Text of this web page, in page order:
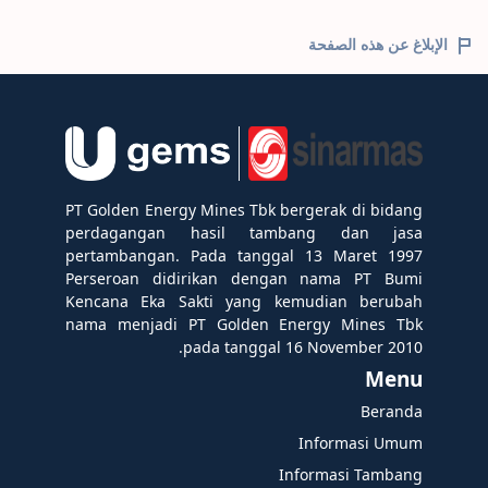
الإبلاغ عن هذه الصفحة
PT Golden Energy Mines Tbk bergerak di bidang
perdagangan hasil tambang dan jasa
pertambangan. Pada tanggal 13 Maret 1997
Perseroan didirikan dengan nama PT Bumi
Kencana Eka Sakti yang kemudian berubah
nama menjadi PT Golden Energy Mines Tbk
pada tanggal 16 November 2010.
Menu
Beranda
Informasi Umum
Informasi Tambang